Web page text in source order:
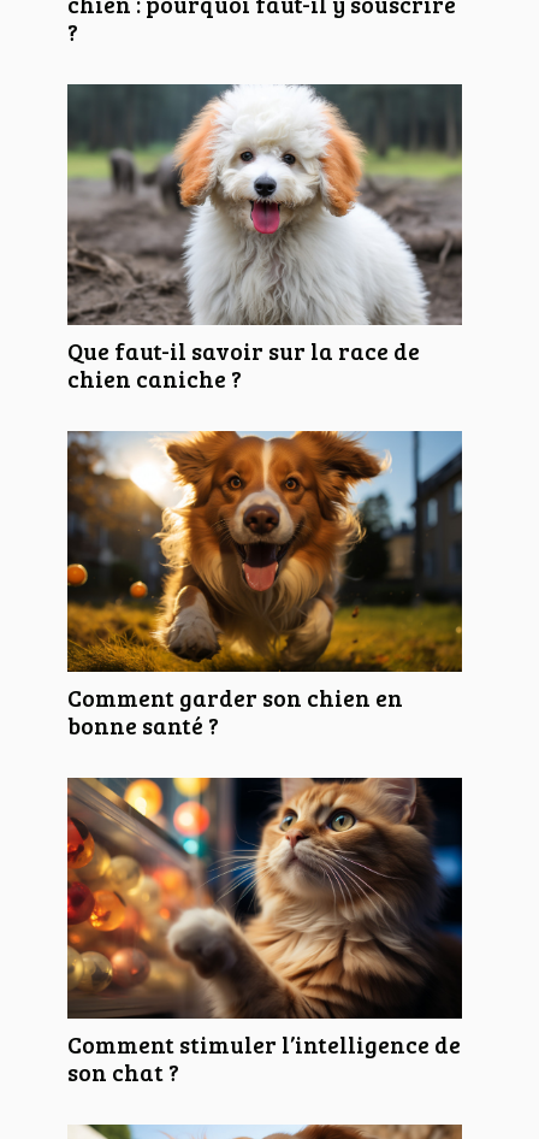
?
Que faut-il savoir sur la race de
chien caniche ?
Comment garder son chien en
bonne santé ?
Comment stimuler l’intelligence de
son chat ?